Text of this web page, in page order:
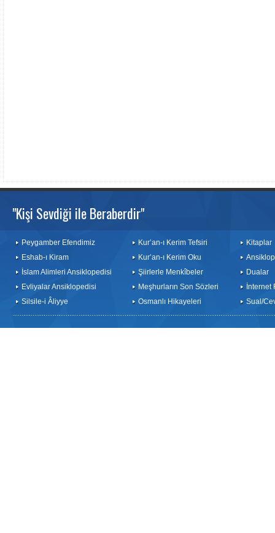
"Kişi Sevdiği ile Beraberdir"
Peygamber Efendimiz
Eshab-ı Kiram
İslam Alimleri Ansiklopedisi
Evliyalar Ansiklopedisi
Silsile-i Âliyye
Kur’an-ı Kerim Tefsiri
Kur’an-ı Kerim Oku
Şiirlerle Menkîbeler
Meşhurların Son Sözleri
Osmanlı Hikayeleri
Kitaplar
Dualar
İnternet
Sual/